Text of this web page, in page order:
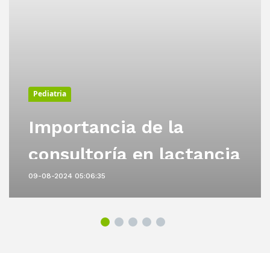
Pediatria
Importancia de la
consultoría en lactancia
materna
09-08-2024 05:06:35